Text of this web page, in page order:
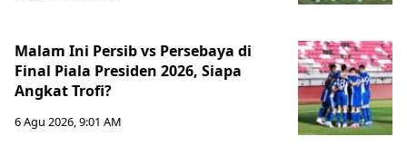
Malam Ini Persib vs Persebaya di
Final Piala Presiden 2026, Siapa
Angkat Trofi?
6 Agu 2026, 9:01 AM